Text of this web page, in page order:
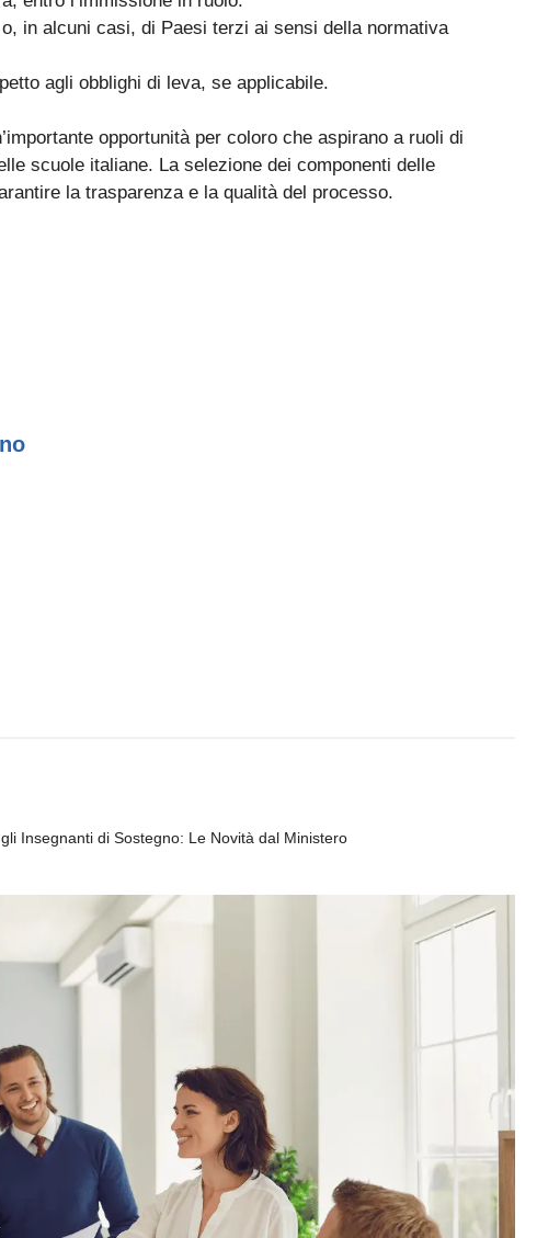
in alcuni casi, di Paesi terzi ai sensi della normativa
agli obblighi di leva, se applicabile.
opportunità per coloro che aspirano a ruoli di
scuole italiane. La selezione dei componenti delle
la trasparenza e la qualità del processo.
Insegnanti di Sostegno: Le Novità dal Ministero